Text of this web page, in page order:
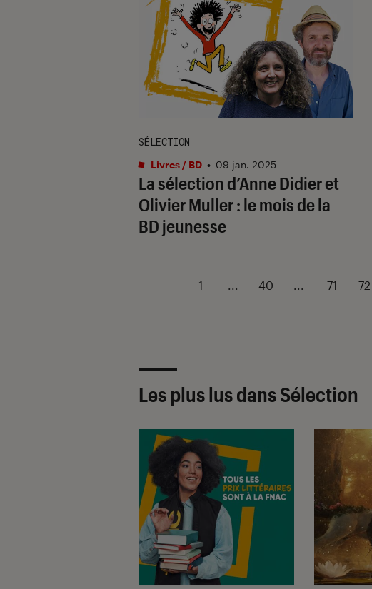
La sélection d’Anne Didier et
Olivier Muller : le mois de la
BD jeunesse
SÉLECTION
Livres / BD • 09 jan. 2025
1 ... 40 ... 71 72
Les plus lus dans Sélection